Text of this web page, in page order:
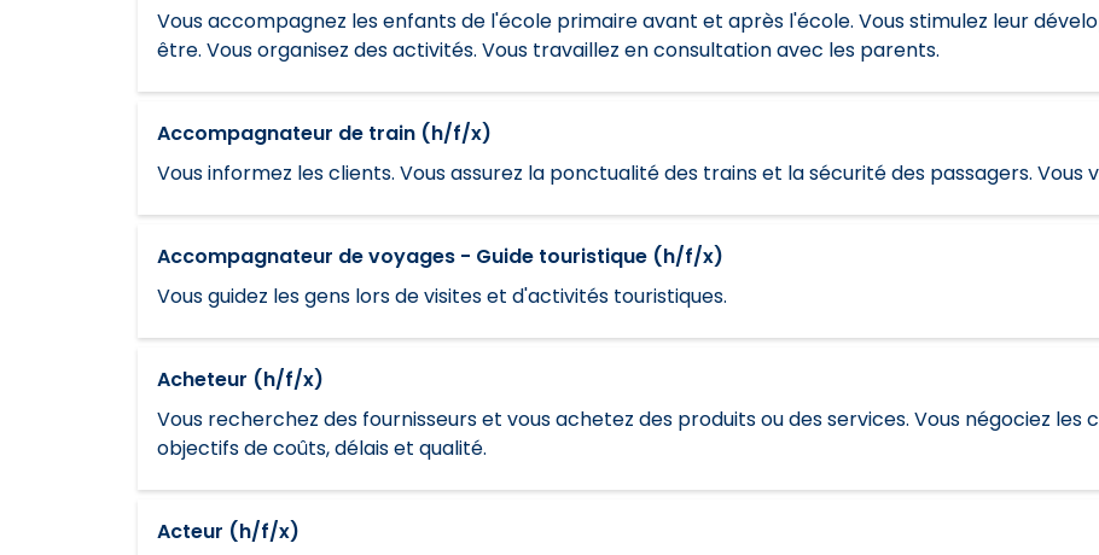
Vous accompagnez les enfants de l'école primaire avant et après l'école. Vous stimulez leur
être. Vous organisez des activités. Vous travaillez en consultation avec les parents.
Accompagnateur de train (h/f/x)
Vous informez les clients. Vous assurez la ponctualité des trains et la sécurité des passagers. Vous
Accompagnateur de voyages - Guide touristique (h/f/x)
Vous guidez les gens lors de visites et d'activités touristiques.
Acheteur (h/f/x)
Vous recherchez des fournisseurs et vous achetez des produits ou des services. Vous négociez
objectifs de coûts, délais et qualité.
Acteur (h/f/x)